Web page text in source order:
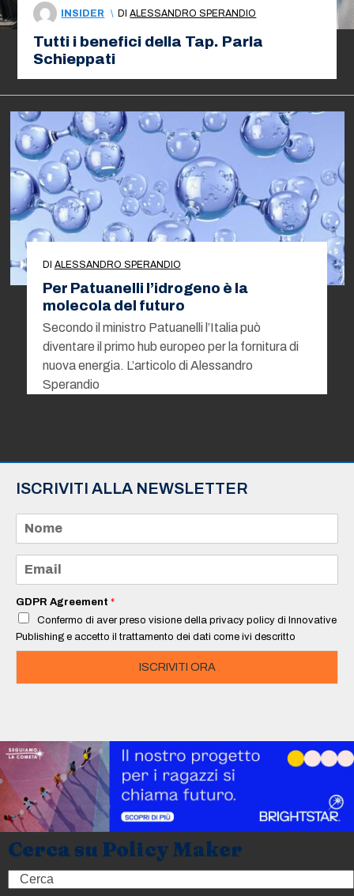
INSIDER \ DIALESSANDRO SPERANDIO
Tutti i benefici della Tap. Parla
Schieppati
DI ALESSANDRO SPERANDIO
Per Patuanelli l’idrogeno è la
molecola del futuro
Secondo il ministro Patuanelli l’Italia può
diventare il primo hub europeo per la fornitura di
nuova energia. L’articolo di Alessandro
Sperandio
ISCRIVITI ALLA NEWSLETTER
m
e
a
i
*
GDPR Agreement *
Confermo di aver preso visione della privacy policy di Innovative
Publishing e accetto il trattamento dei dati come ivi descritto
ISCRIVITI ORA
Cerca su Policy Maker
Search